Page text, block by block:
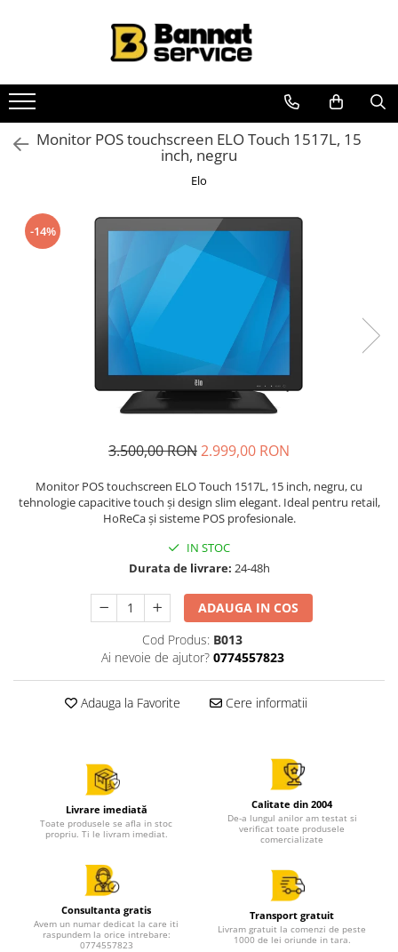
Toate Produsele
Case de marcat si imprimante
fiscale
Casa de marcat
Casa de marcat pentru vendomate
Sisteme complete de vanzare si
Sisteme de vanzare si gestiune
pentru Magazine (Retail)
Sisteme de vanzare pentru
Restaurant, Bar și Cafenea
Cantar electronic
Cantar comercial omologat
Cantar cu numarare
Cantar cu etichete
Cantar platforma
Cabluri conectare cantare la case
Cititor coduri bare / scanner
Imprimanta termica
Imprimanta etichete
POS - Calculator , monitor
Calculator desktop
All in one ANDROID
Accesorii IT
POS - incasare cu cardul
Monitor POS touchscreen ELO Touch 1517L, 15
inch, negru
Elo
-14%
3.500,00 RON2.999,00 RON
Monitor POS touchscreen ELO Touch 1517L, 15 inch, negru, cu
tehnologie capacitive touch și design slim elegant. Ideal pentru retail,
HoReCa și sisteme POS profesionale.
IN STOC
Durata de livrare: 24-48h
ADAUGA IN COS
Cod Produs: B013
Ai nevoie de ajutor? 0774557823
Adauga la Favorite Cere informatii
Livrare imediată
Toate produsele se afla in stoc
propriu. Ti le livram imediat.
Calitate din 2004
De-a lungul anilor am testat si
verificat toate produsele
comercializate
Consultanta gratis
Avem un numar dedicat la care iti
raspundem la orice intrebare:
0774557823
Transport gratuit
Livram gratuit la comenzi de peste
1000 de lei oriunde in tara.